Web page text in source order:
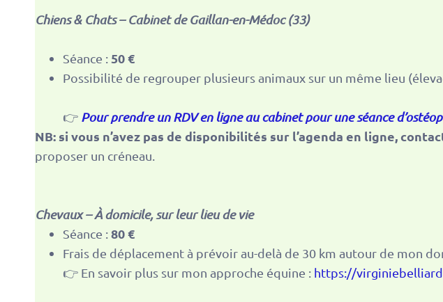
Chiens & Chats – Cabinet de Gaillan-en-Médoc (33)
Séance : 50 €
Possibilité de regrouper plusieurs animaux sur un même lieu
👉 Pour prendre un RDV en ligne au cabinet pour une séance
NB: si vous n’avez pas de disponibilités sur l’agenda en ligne,
proposer un créneau.
Chevaux – À domicile, sur leur lieu de vie
Séance :80 €
Frais de déplacement à prévoir au-delà de 30 km autour de mon
👉 En savoir plus sur mon approche équine : https://